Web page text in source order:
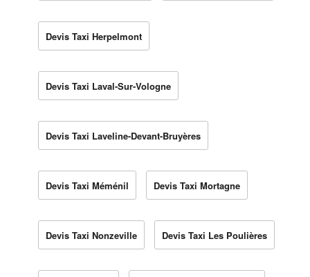
Devis Taxi Herpelmont
Devis Taxi Laval-Sur-Vologne
Devis Taxi Laveline-Devant-Bruyères
Devis Taxi Méménil Devis Taxi Mortagne
Devis Taxi Nonzeville Devis Taxi Les Poulières